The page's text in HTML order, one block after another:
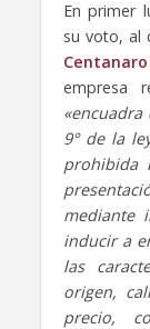
En primer
su voto, al
Centanaro
empresa
9° de la
prohibida
mediante
inducir a
las
origen,
precio,